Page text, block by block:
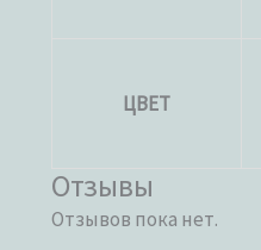
ЦВЕТ
Отзывы
Отзывов пока нет.